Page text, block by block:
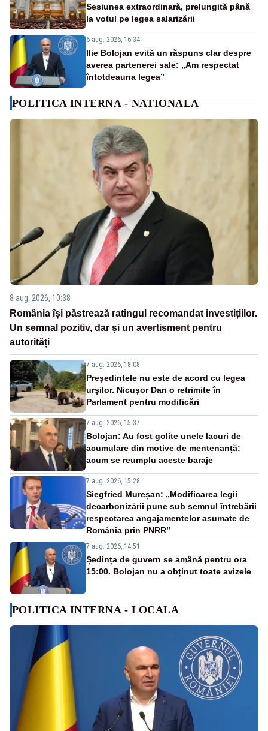
Sesiunea extraordinară, prelungită până
la votul pe legea salarizării
6 aug. 2026, 16:34
Ilie Bolojan evită un răspuns clar despre
averea partenerei sale: „Am respectat
întotdeauna legea”
POLITICA INTERNA - NATIONALA
8 aug. 2026, 10:38
România își păstrează ratingul recomandat investițiilor.
Un semnal pozitiv, dar și un avertisment pentru
autorități
7 aug. 2026, 18:08
Președintele nu este de acord cu legea
urșilor. Nicușor Dan o retrimite în
Parlament pentru modificări
7 aug. 2026, 15:37
Bolojan: Au fost golite unele lacuri de
acumulare din motive de mentenanță;
acum se reumplu aceste baraje
7 aug. 2026, 15:28
Siegfried Mureșan: „Modificarea legii
decarbonizării pune sub semnul întrebării
respectarea angajamentelor asumate de
România prin PNRR”
7 aug. 2026, 14:51
Ședința de guvern se amână pentru ora
15:00. Bolojan nu a obținut toate avizele
POLITICA INTERNA - LOCALA